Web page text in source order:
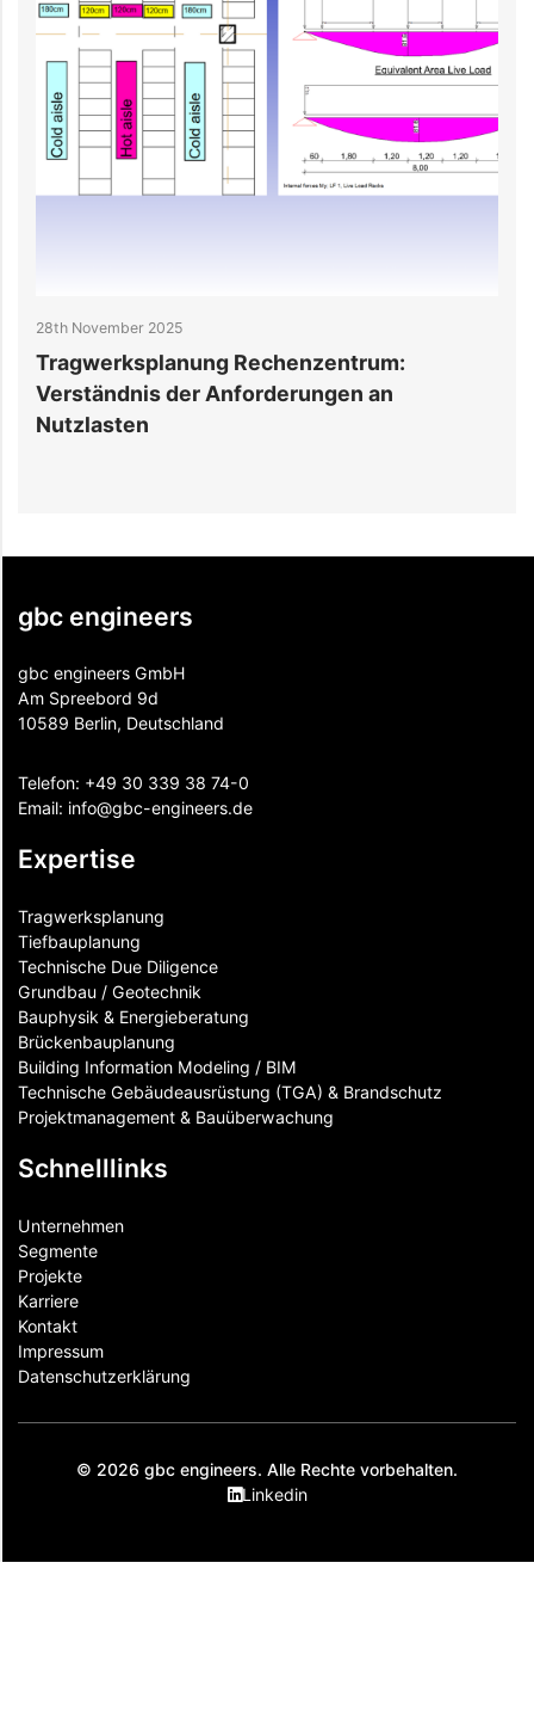
an
25th November 2025
Rechenzentren: Wie
schnelle und einfache Bauweise
gbc engineers
gbc engineers GmbH
Am Spreebord 9d
10589 Berlin, Deutschland
Telefon: +49 30 339 38 74-0
Email: info@gbc-engineers.de
Expertise
Tragwerksplanung
Tiefbauplanung
Technische Due Diligence
Grundbau / Geotechnik
Bauphysik & Energieberatung
Brückenbauplanung
Building Information Modeling / BIM
Technische Gebäudeausrüstung (TGA) & Brandschutz
Projektmanagement & Bauüberwachung
Schnelllinks
Unternehmen
Segmente
Projekte
Karriere
Kontakt
Impressum
Datenschutzerklärung
© 2026 gbc engineers. Alle Rechte vorbehalten.
Linkedin